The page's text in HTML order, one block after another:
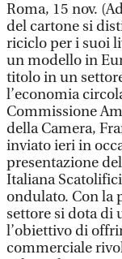
Roma, 15 nov.
del cartone si
riciclo per i suoi
un modello in
titolo in un
l’economia
Commissione
della Camera,
inviato ieri in
presentazione
Italiana
ondulato. Con la
settore si dota di
l’obiettivo di
commerciale